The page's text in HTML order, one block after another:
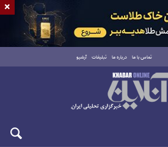
تماس با ما درباره ما تبلیغات آرشیو
×